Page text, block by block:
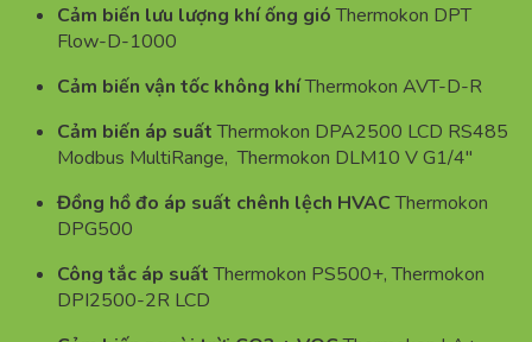
Cảm biến lưu lượng khí ống gióThermokon DPT
Flow-D-1000
Cảm biến vận tốc không khíThermokon AVT-D-R
Cảm biến áp suấtThermokon DPA2500 LCD RS485
Modbus MultiRange, Thermokon DLM10 V G1/4″
Đồng hồ đo áp suất chênh lệch HVACThermokon
DPG500
Công tắc áp suấtThermokon PS500+, Thermokon
DPI2500-2R LCD